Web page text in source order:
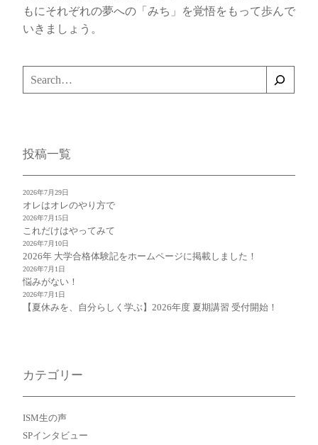
もにそれぞれの夢への「みち」を覚悟をもって歩んで
いきましょう。
検
索
投稿一覧
オレはオレのやり方で
2026年7月29日
これだけはやってみて
2026年7月15日
2026年 大学合格体験記をホームページに掲載しました！
2026年7月10日
悩みがない！
2026年7月1日
【夏休みを、自分らしく学ぶ】2026年度 夏期講習 受付開始！
2026年7月1日
カテゴリー
ISM生の声
SPインタビュー